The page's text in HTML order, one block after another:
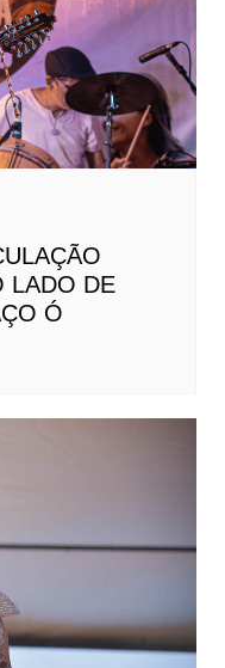
LADO DE
Ó